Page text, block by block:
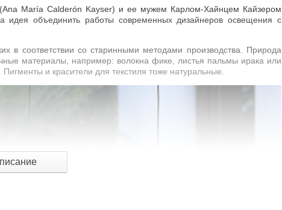
María Calderón Kayser) и ее мужем Карлом-Хайнцем Кайзером
объединить работы современных дизайнеров освещения с
в соответствии со старинными методами производства. Природа
материалы, например: волокна фике, листья пальмы ирака или
и красители для текстиля тоже натуральные.